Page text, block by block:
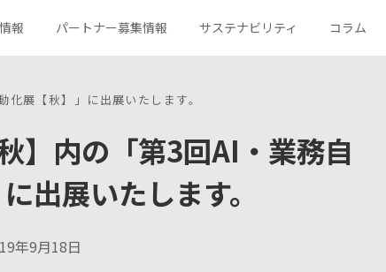
分野から探す
目的から探す
コーポレートメッセージ
会社概要
所在地
有価証券報告書
決算説明資料
コーポレートガバナンス
株式メモ
お問い合わせ
報 パートナー募集情報 サステナビリティ
ガバナンス
コラム
展【秋】」に出展いたします。
内の「第3回AI・業務自
出展いたします。
年9月18日